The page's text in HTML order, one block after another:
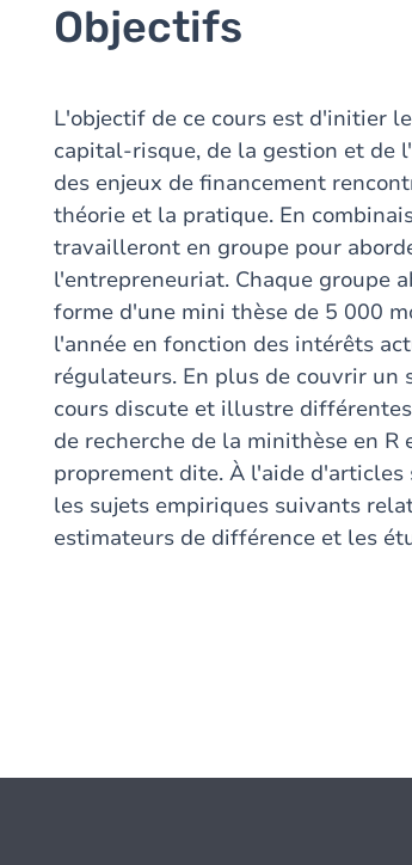
Objectifs
L'objectif de ce cours est d'initier
capital-risque, de la gestion et de
des enjeux de financement
théorie et la pratique. En
travailleront en groupe pour
l'entrepreneuriat. Chaque groupe
forme d'une mini thèse de 5 000
l'année en fonction des intérêts
régulateurs. En plus de couvrir un
cours discute et illustre
de recherche de la minithèse en
proprement dite. À l'aide
les sujets empiriques suivants
estimateurs de différence et les